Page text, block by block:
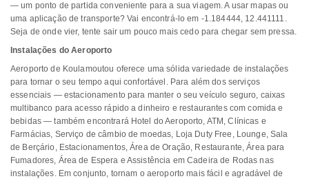
— um ponto de partida conveniente para a sua viagem. A usar mapas ou
uma aplicação de transporte? Vai encontrá-lo em -1.184444, 12.441111.
Seja de onde vier, tente sair um pouco mais cedo para chegar sem pressa.
Instalações do Aeroporto
Aeroporto de Koulamoutou oferece uma sólida variedade de instalações
para tornar o seu tempo aqui confortável. Para além dos serviços
essenciais — estacionamento para manter o seu veículo seguro, caixas
multibanco para acesso rápido a dinheiro e restaurantes com comida e
bebidas — também encontrará Hotel do Aeroporto, ATM, Clínicas e
Farmácias, Serviço de câmbio de moedas, Loja Duty Free, Lounge, Sala
de Berçário, Estacionamentos, Área de Oração, Restaurante, Área para
Fumadores, Área de Espera e Assistência em Cadeira de Rodas nas
instalações. Em conjunto, tornam o aeroporto mais fácil e agradável de